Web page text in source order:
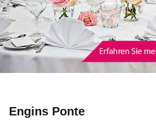
Engins Ponte